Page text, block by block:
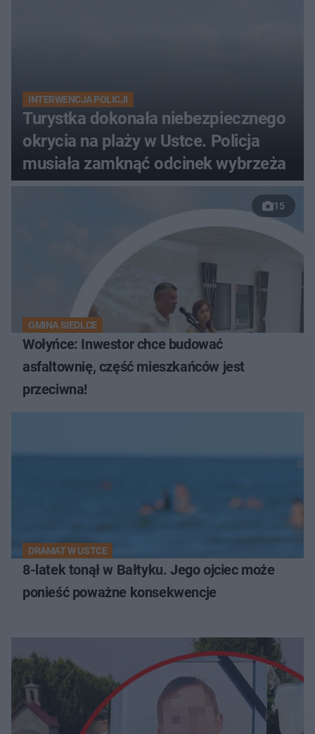
INTERWENCJA POLICJI
Turystka dokonała niebezpiecznego
okrycia na plaży w Ustce. Policja
musiała zamknąć odcinek wybrzeża
15
GMINA SIEDLCE
Wołyńce: Inwestor chce budować
asfaltownię, część mieszkańców jest
przeciwna!
DRAMAT W USTCE
8-latek tonął w Bałtyku. Jego ojciec może
ponieść poważne konsekwencje